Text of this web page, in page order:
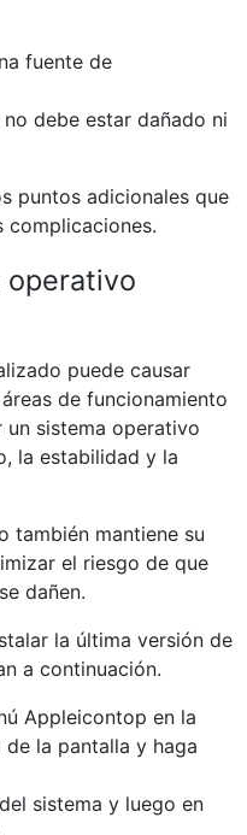
fuente de
debe estar dañado ni
puntos adicionales que
complicaciones.
operativo
puede causar
de funcionamiento
sistema operativo
la estabilidad y la
también mantiene su
el riesgo de que
dañen.
la última versión de
a continuación.
Appleicontop en la
la pantalla y haga
sistema y luego en